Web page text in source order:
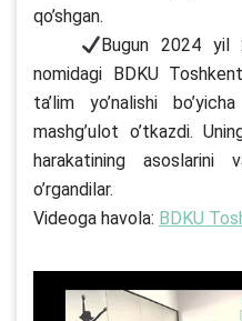
qo’shgan.
Bugun 2024 yil
nomidagi BDKU
ta’lim yo’nalishi
mashg’ulot o’tkazdi.
harakatining asoslarini
o’rgandilar.
Videoga havola: BDKU